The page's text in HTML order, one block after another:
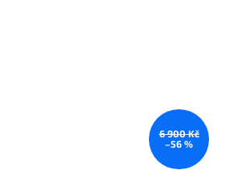
6 900 Kč
–56 %